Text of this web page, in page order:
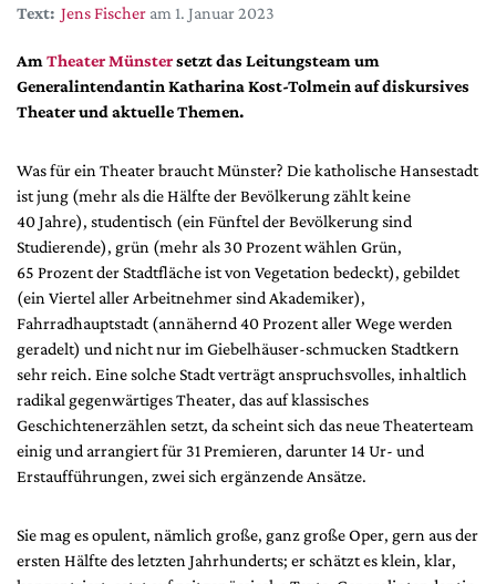
DdB-map
Kalender
Premierensuche
Festival-Planer
Hefte
Alle Hefte
Leseproben
Podcast
Service
Shop / Abo
Newsletter
Redaktion
Autor:innen
Partner
Suche
Text: Jens Fischer am 1. Januar 2023
Am Theater Münstersetzt das Leitungsteam um
Generalintendantin Katharina Kost-Tolmein auf diskursives
Theater und aktuelle Themen.
Was für ein Theater braucht Münster? Die katholische Hansestadt
ist jung (mehr als die Hälfte der Bevölkerung zählt keine
40 Jahre), studentisch (ein Fünftel der Bevölkerung sind
Studierende), grün (mehr als 30 Prozent wählen Grün,
65 Prozent der Stadtfläche ist von Vegetation bedeckt), gebildet
(ein Viertel aller Arbeitnehmer sind Akademiker),
Fahrradhauptstadt (annähernd 40 Prozent aller Wege werden
geradelt) und nicht nur im Giebelhäuser-schmucken Stadtkern
sehr reich. Eine solche Stadt verträgt anspruchsvolles, inhaltlich
radikal gegenwärtiges Theater, das auf klassisches
Geschichtenerzählen setzt, da scheint sich das neue Theaterteam
einig und arrangiert für 31 Premieren, darunter 14 Ur- und
Erstaufführungen, zwei sich ergänzende Ansätze.
Sie mag es opulent, nämlich große, ganz große Oper, gern aus der
ersten Hälfte des letzten Jahrhunderts; er schätzt es klein, klar,